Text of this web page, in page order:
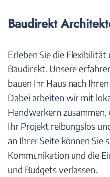
Baudirekt
Erleben Sie die
Baudirekt. Unsere
bauen Ihr Haus nach
Dabei arbeiten wir mit
Handwerkern zusammen,
Ihr Projekt reibungslos
an Ihrer Seite können Sie
Kommunikation und die
und Budgets verlassen.